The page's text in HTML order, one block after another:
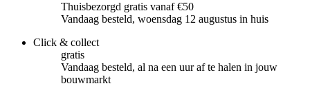
Thuisbezorgd gratis vanaf €50
Vandaag besteld, woensdag 12 augustus in huis
Click & collect
gratis
Vandaag besteld, al na een uur af te halen in jouw
bouwmarkt